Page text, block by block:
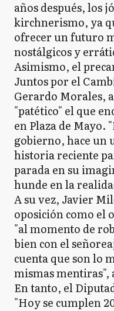
años después, los
kirchnerismo, ya
ofrecer un futuro
nostálgicos y
Asimismo, el
Juntos por el
Gerardo Morales,
"patético" el que
en Plaza de Mayo.
gobierno, hace un
historia reciente
parada en su
hunde en la
A su vez, Javier
oposición como el
"al momento de
bien con el
cuenta que son lo
mismas mentiras",
En tanto, el
"Hoy se cumplen